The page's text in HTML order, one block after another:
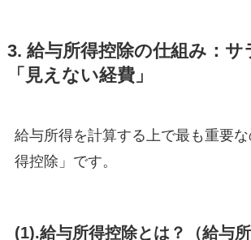
3. 給与所得控除の仕組み：
「見えない経費」
給与所得を計算する上で最も重要
得控除」です。
(1).給与所得控除とは？（給与